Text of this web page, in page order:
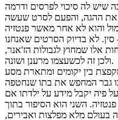
שיש לה סיכוי לפרסים ודרמה
את ההגה, והפעם לסרט שעשה
והוא לא אחר מאשר פנטזיה
לא בדיוק הסרטים שאנחנו
אלו שמחוץ לגבולות הז'אנר,
ולכן זה לכשעצמו מרענן ושונה.
בין יקומים ומתארת מסע
גבר המחפש את בתו שנחטפה
פיה יקבל מידע על ילדתו אם
השני הוא הסיפור בתוך
בעולם מלא מפלצות ואבירים,